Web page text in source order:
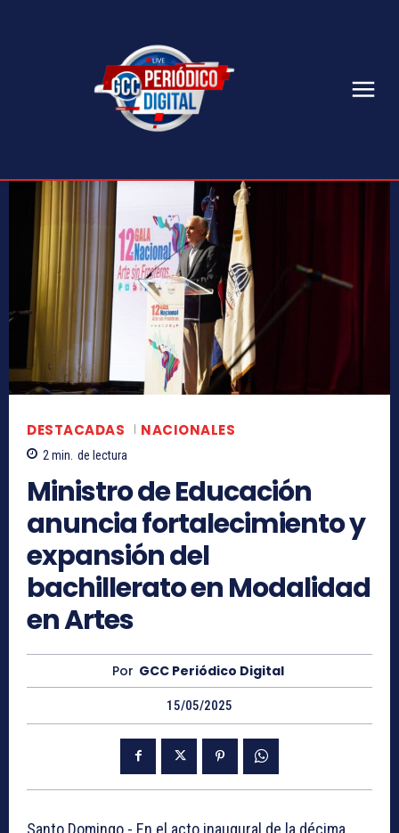
DESTACADAS NACIONALES
2min. de lectura
Ministro de Educación
anuncia fortalecimiento y
expansión del
bachillerato en Modalidad
en Artes
Por GCC Periódico Digital
15/05/2025
Santo Domingo.- En el acto inaugural de la décima